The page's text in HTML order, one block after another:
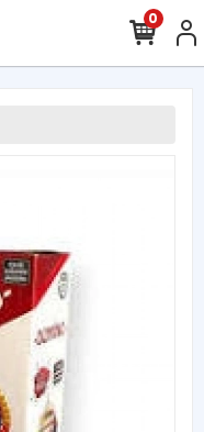
0